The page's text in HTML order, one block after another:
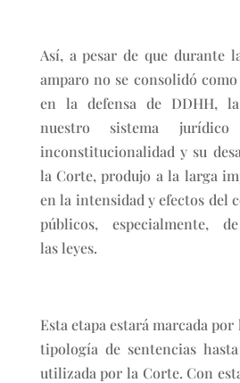
Así, a pesar de que durante
amparo no se consolidó
en la defensa de DDHH,
nuestro sistema
inconstitucionalidad y su
la Corte, produjo a la larga
en la intensidad y efectos del
públicos, especialmente,
las leyes.
Esta etapa estará marcada
tipología de sentencias
utilizada por la Corte. Con